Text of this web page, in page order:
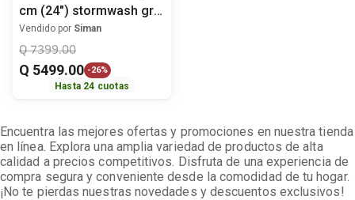
cm (24") stormwash gris
DW80CG5451SRAA
Vendido por Siman
Q 7399.00
Q 5499.00 -26%
Hasta 24 cuotas
Encuentra las mejores ofertas y promociones en nuestra tienda
en línea. Explora una amplia variedad de productos de alta
calidad a precios competitivos. Disfruta de una experiencia de
compra segura y conveniente desde la comodidad de tu hogar.
¡No te pierdas nuestras novedades y descuentos exclusivos!